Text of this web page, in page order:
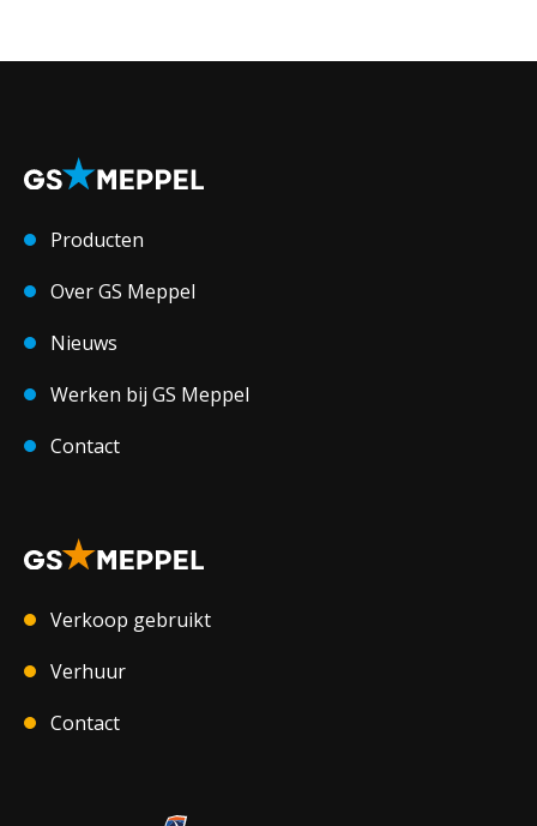
Producten
Over GS Meppel
Nieuws
Werken bij GS Meppel
Contact
Verkoop gebruikt
Verhuur
Contact